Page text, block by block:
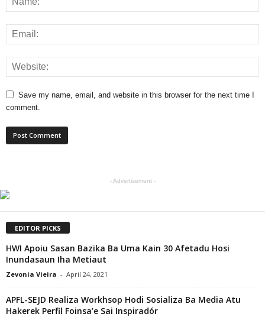
Save my name, email, and website in this browser for the next time I
comment.
- Advertisement -
EDITOR PICKS
HWI Apoiu Sasan Bazika Ba Uma Kain 30 Afetadu Hosi
Inundasaun Iha Metiaut
Zevonia Vieira - April 24, 2021
APFL-SEJD Realiza Workhsop Hodi Sosializa Ba Media Atu
Hakerek Perfil Foinsa’e Sai Inspiradór